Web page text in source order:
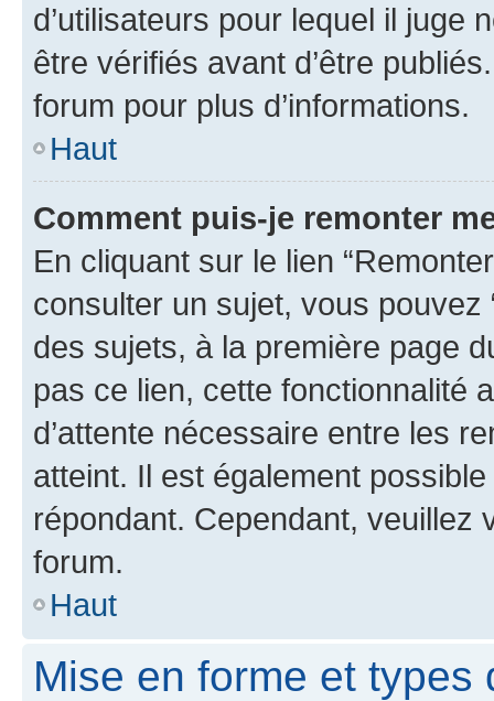
d’utilisateurs pour lequel il juge
être vérifiés avant d’être
forum pour plus d’informations.
Haut
Comment puis-je remonter
En cliquant sur le lien
consulter un sujet, vous pouvez
des sujets, à la première page
pas ce lien, cette fonctionnalité
d’attente nécessaire entre les
atteint. Il est également
répondant. Cependant,
forum.
Haut
Mise en forme et types